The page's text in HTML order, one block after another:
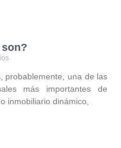
probablemente, una de las
más importantes de
inmobiliario dinámico,